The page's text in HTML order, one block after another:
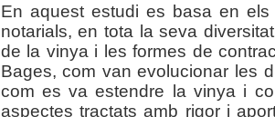
En aquest estudi es basa en
notarials, en tota la seva
de la vinya i les formes de
Bages, com van evolucionar les
com es va estendre la vinya i
aspectes tractats amb rigor i